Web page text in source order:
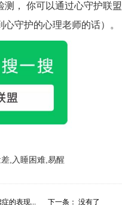
， 你可以通过心守护联
守护的心理老师的话）。
,入睡困难,易醒
的表现... 下一条： 没有了